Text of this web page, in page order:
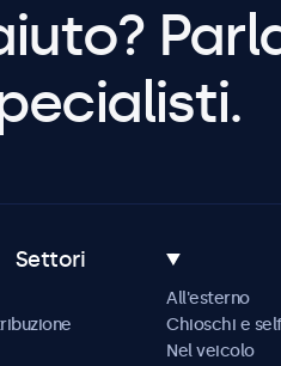
Settori
All'esterno
Chioschi e
Nel veicolo